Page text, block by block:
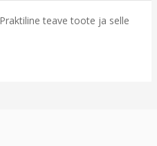
teave toote ja selle